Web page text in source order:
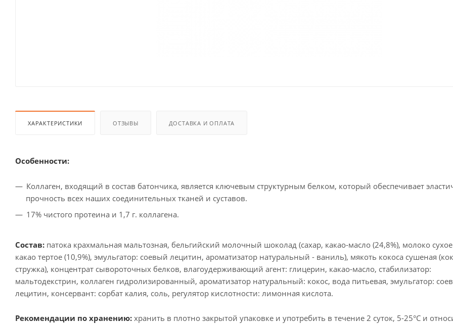
ХАРАКТЕРИСТИКИ ОТЗЫВЫ ДОСТАВКА И ОПЛАТА
Особенности:
Коллаген, входящий в состав батончика, является ключевым структурным белком, который обеспечивает
прочность всех наших соединительных тканей и суставов.
17% чистого протеина и 1,7 г. коллагена.
Состав: патока крахмальная мальтозная, бельгийский молочный шоколад (сахар, какао-масло (24,8%), молоко
какао тертое (10,9%), эмульгатор: соевый лецитин, ароматизатор натуральный - ваниль), мякоть кокоса сушеная
стружка), концентрат сывороточных белков, влагоудерживающий агент: глицерин, какао-масло, стабилизатор:
мальтодекстрин, коллаген гидролизированный, ароматизатор натуральный: кокос, вода питьевая, эмульгатор:
лецитин, консервант: сорбат калия, соль, регулятор кислотности: лимонная кислота.
Рекомендации по хранению: хранить в плотно закрытой упаковке и употребить в течение 2 суток, 5-25°С и